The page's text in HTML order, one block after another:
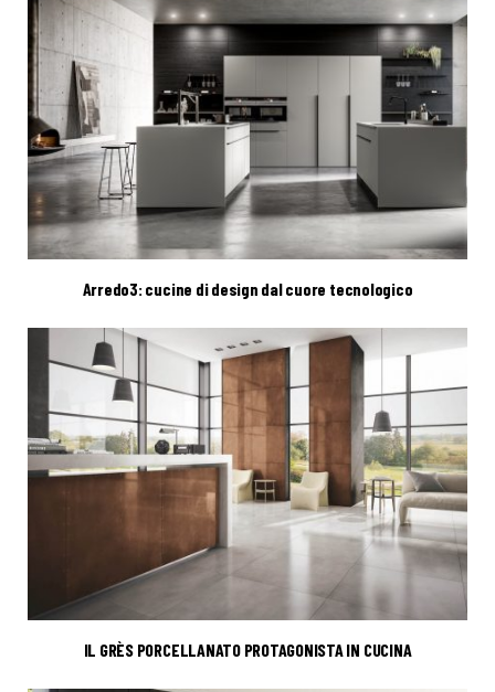
Arredo3: cucine di design dal cuore tecnologico
IL GRÈS PORCELLANATO PROTAGONISTA IN CUCINA